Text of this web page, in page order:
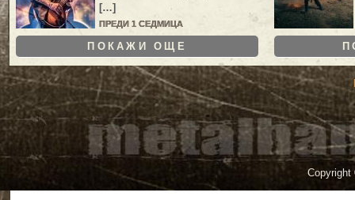
[…]
ПРЕДИ 1 СЕДМИЦА
ПОКАЖИ ОЩЕ